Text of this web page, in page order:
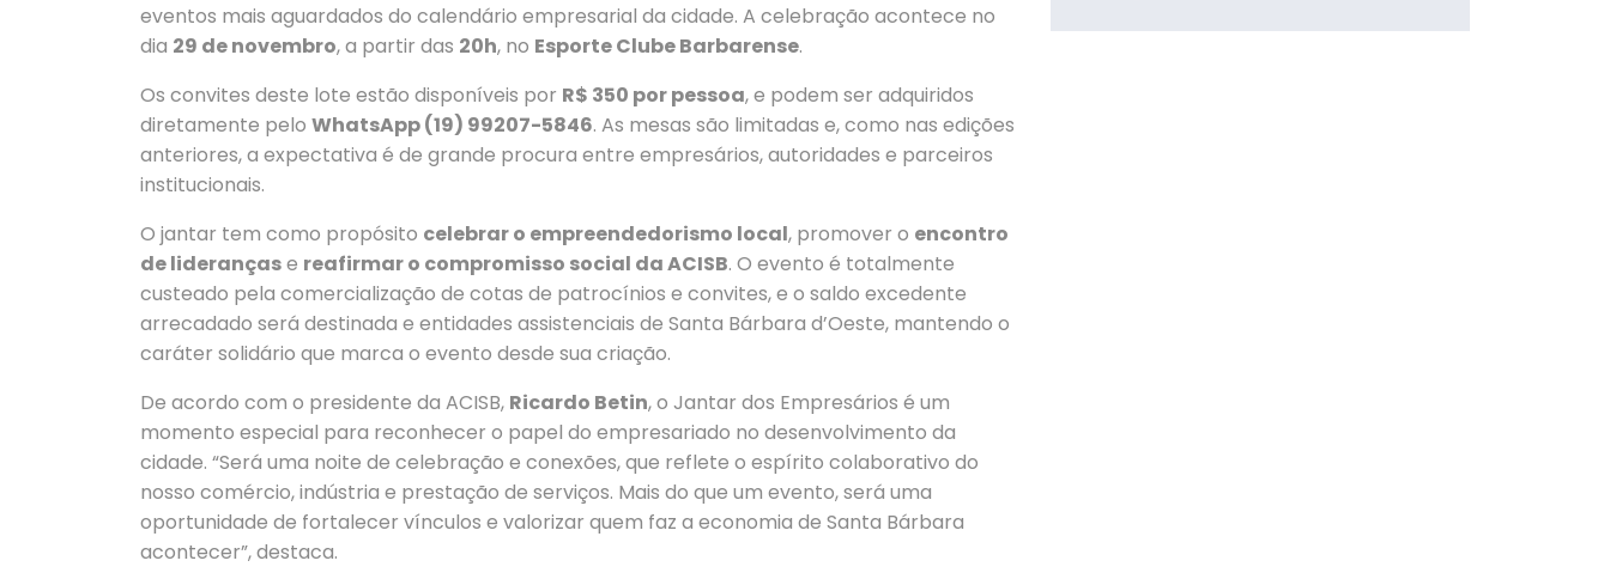
eventos mais aguardados do calendário empresarial da cidade. A celebração acontece no
dia 29 de novembro, a partir das 20h, no Esporte Clube Barbarense.
Os convites deste lote estão disponíveis por R$ 350 por pessoa, e podem ser adquiridos
diretamente pelo WhatsApp (19) 99207-5846. As mesas são limitadas e, como nas edições
anteriores, a expectativa é de grande procura entre empresários, autoridades e parceiros
institucionais.
O jantar tem como propósito celebrar o empreendedorismo local, promover o encontro
de liderançase reafirmar o compromisso social da ACISB. O evento é totalmente
custeado pela comercialização de cotas de patrocínios e convites, e o saldo excedente
arrecadado será destinada e entidades assistenciais de Santa Bárbara d’Oeste, mantendo o
caráter solidário que marca o evento desde sua criação.
De acordo com o presidente da ACISB, Ricardo Betin, o Jantar dos Empresários é um
momento especial para reconhecer o papel do empresariado no desenvolvimento da
cidade. “Será uma noite de celebração e conexões, que reflete o espírito colaborativo do
nosso comércio, indústria e prestação de serviços. Mais do que um evento, será uma
oportunidade de fortalecer vínculos e valorizar quem faz a economia de Santa Bárbara
acontecer”, destaca.